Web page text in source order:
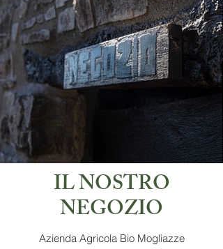
IL NOSTRO
NEGOZIO
Azienda Agricola Bio Mogliazze